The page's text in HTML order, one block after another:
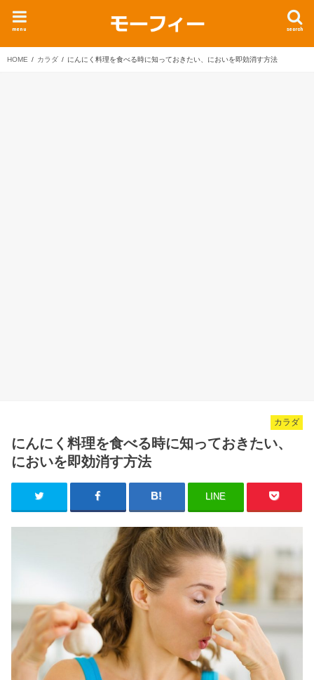
search
menu
HOME カラダ にんにく料理を食べる時に知っておきたい、においを即効消す方法
カラダ
にんにく料理を食べる時に知っておきたい、
においを即効消す方法
LINE